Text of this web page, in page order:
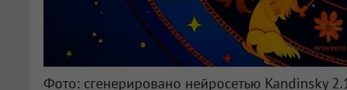
Фото: сгенерировано нейросетью Kandinsky